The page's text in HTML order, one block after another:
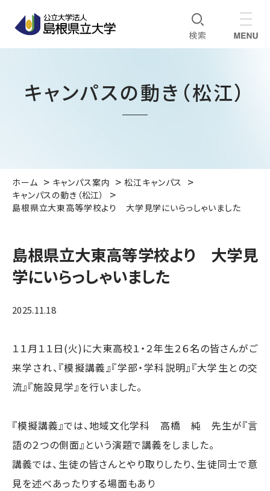
キャンパスの動き（松江）
ホーム キャンパス案内
松江キャンパス
キャンパスの動き（松江）
島根県立大東高等学校より 大学見学にいらっしゃいました
島根県立大東高等学校より 大学見
学にいらっしゃいました
2025.11.18
１１月１１日(火)に大東高校１・２年生２６名の皆さんがご
来学され、『模擬講義』『学部・学科説明』『大学生との交
流』『施設見学』を行いました。
『模擬講義』では、地域文化学科 高橋 純 先生が『言
語の２つの側面』という演題で講義をしました。
講義では、生徒の皆さんとやり取りしたり、生徒同士で意
見を述べあったりする場面もあり